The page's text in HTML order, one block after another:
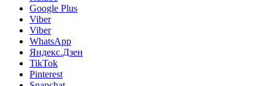
Google Plus
Viber
Viber
WhatsApp
Яндекс.Дзен
TikTok
Pinterest